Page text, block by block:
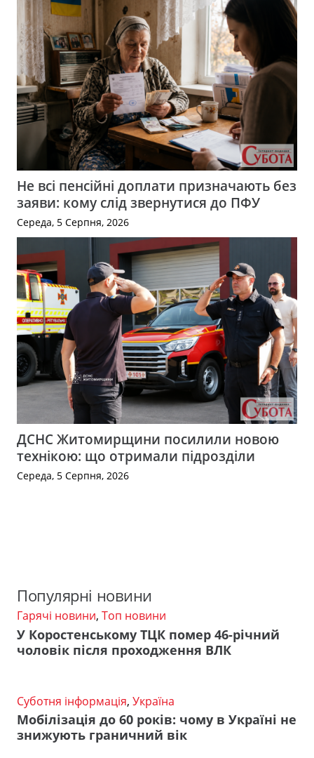
Не всі пенсійні доплати призначають без
заяви: кому слід звернутися до ПФУ
Середа, 5 Серпня, 2026
ДСНС Житомирщини посилили новою
технікою: що отримали підрозділи
Середа, 5 Серпня, 2026
Популярні новини
Гарячі новини, Топ новини
У Коростенському ТЦК помер 46-річний
чоловік після проходження ВЛК
Суботня інформація, Україна
Мобілізація до 60 років: чому в Україні не
знижують граничний вік